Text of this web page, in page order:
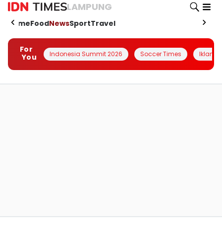
LAMPUNG
HomeFoodNewsSportTravel
For
You
Indonesia Summit 2026 Soccer Times Iklanin